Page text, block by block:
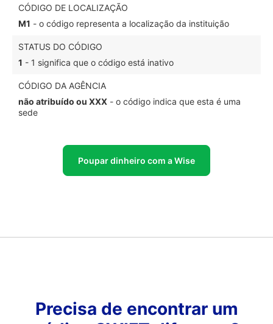
CÓDIGO DE LOCALIZAÇÃO
M1 - o código representa a localização da instituição
STATUS DO CÓDIGO
1 - 1 significa que o código está inativo
CÓDIGO DA AGÊNCIA
não atribuído ou XXX - o código indica que esta é uma
sede
Poupar dinheiro com a Wise
Precisa de encontrar um